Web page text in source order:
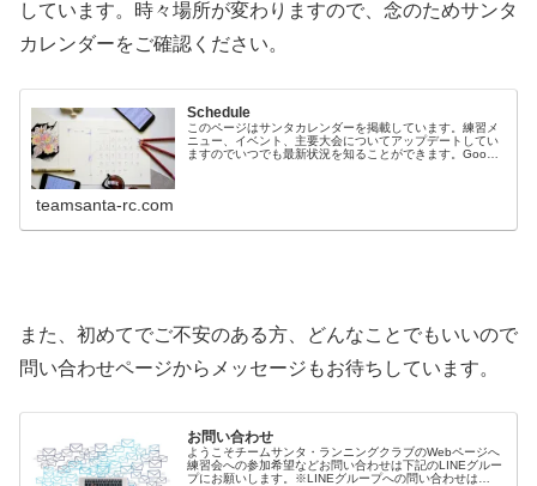
しています。時々場所が変わりますので、念のためサンタ
カレンダーをご確認ください。
Schedule
このページはサンタカレンダーを掲載しています。練習メ
ニュー、イベント、主要大会についてアップデートしてい
ますのでいつでも最新状況を知ることができます。Google
teamsanta-rc.com
また、初めてでご不安のある方、どんなことでもいいので
問い合わせページからメッセージもお待ちしています。
お問い合わせ
ようこそチームサンタ・ランニングクラブのWebページへ
練習会への参加希望などお問い合わせは下記のLINEグルー
プにお願いします。※LINEグループへの問い合わせは